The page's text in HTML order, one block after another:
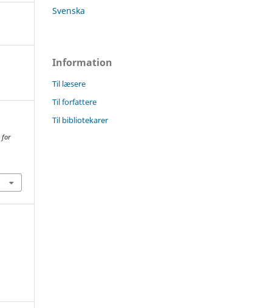
for
Svenska
Information
Til læsere
Til forfattere
Til bibliotekarer